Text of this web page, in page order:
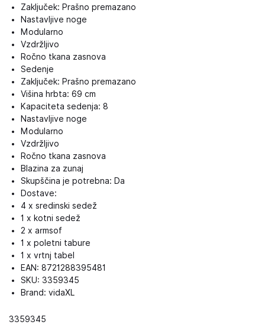
Zaključek: Prašno premazano
Nastavljive noge
Modularno
Vzdržljivo
Ročno tkana zasnova
Sedenje
Zaključek: Prašno premazano
Višina hrbta: 69 cm
Kapaciteta sedenja: 8
Nastavljive noge
Modularno
Vzdržljivo
Ročno tkana zasnova
Blazina za zunaj
Skupščina je potrebna: Da
Dostave:
4 x sredinski sedež
1 x kotni sedež
2 x armsof
1 x poletni tabure
1 x vrtnj tabel
EAN: 8721288395481
SKU: 3359345
Brand: vidaXL
3359345